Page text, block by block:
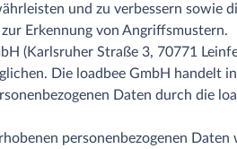
und zu verbessern sowie
Erkennung von Angriffsmustern.
(Karlsruher Straße 3, 70771
Die loadbee GmbH handelt
Daten durch die
personenbezogenen